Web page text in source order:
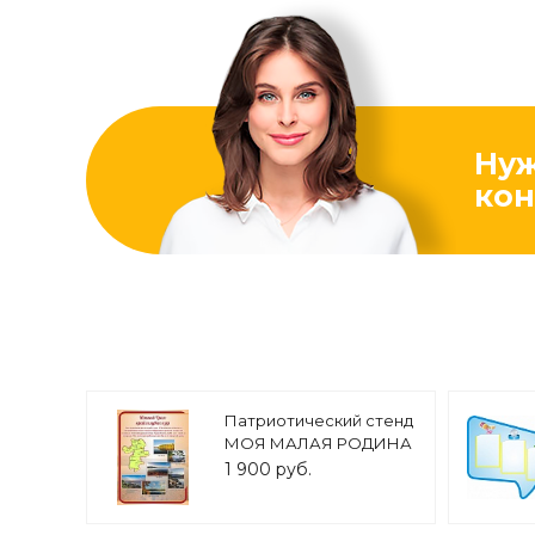
Патриотический стенд
МОЯ МАЛАЯ РОДИНА
"Край голубых озёр"
1 900 руб.